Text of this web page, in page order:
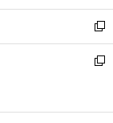
開
く
ウ
で
開
く
ン
ド
ウ
で
ウ
ィ
ン
ド
開
新
し
い
ン
新
ウ